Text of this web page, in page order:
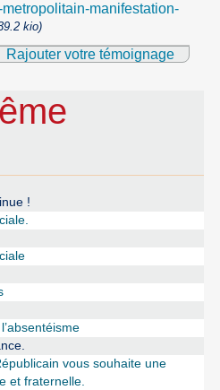
manifestation-
kio)
Rajouter votre témoignage
!
vous souhaite une
et fraternelle.